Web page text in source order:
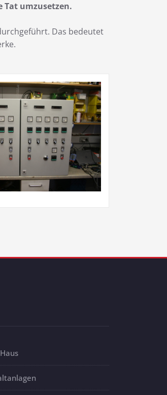
Tat umzusetzen.
Das bedeutet